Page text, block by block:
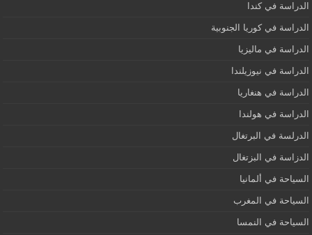
الدراسة في كندا
الدراسة في كوريا الجنوبية
الدراسة في ماليزيا
الدراسة في نيوزيلندا
الدراسة في هنغاريا
الدراسة في هولندا
الدرلسة في البرتغال
الدزاسة في البزتغال
السياحة في ألمانيا
السياحة في المغرب
السياحة في النمسا